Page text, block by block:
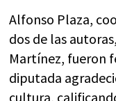
Alfonso Plaza,
dos de las
Martínez, fueron
diputada
cultura,